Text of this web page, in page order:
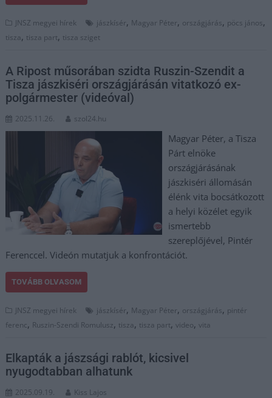
JNSZ megyei hírek jászkísér, Magyar Péter, országjárás, pöcs jános,
tisza, tisza part, tisza sziget
A Ripost műsorában szidta Ruszin-Szendit a
Tisza jászkiséri országjárásán vitatkozó ex-
polgármester (videóval)
2025.11.26. szol24.hu
Magyar Péter, a Tisza
Párt elnöke
országjárásának
jászkiséri állomásán
élénk vita bocsátkozott
a helyi közélet egyik
ismertebb
szereplőjével, Pintér
Ferenccel. Videón mutatjuk a konfrontációt.
TOVÁBB OLVASOM
JNSZ megyei hírek jászkísér, Magyar Péter, országjárás, pintér
ferenc, Ruszin-Szendi Romulusz, tisza, tisza part,video,vita
Elkapták a jászsági rablót, kicsivel
nyugodtabban alhatunk
2025.09.19. Kiss Lajos